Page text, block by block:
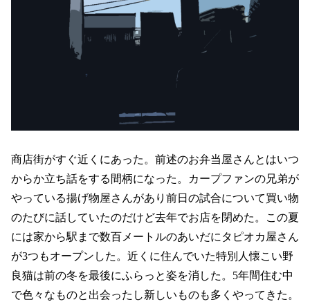
商店街がすぐ近くにあった。前述のお弁当屋さんとはいつ
からか立ち話をする間柄になった。カープファンの兄弟が
やっている揚げ物屋さんがあり前日の試合について買い物
のたびに話していたのだけど去年でお店を閉めた。この夏
には家から駅まで数百メートルのあいだにタピオカ屋さん
が3つもオープンした。近くに住んでいた特別人懐こい野
良猫は前の冬を最後にふらっと姿を消した。5年間住む中
で色々なものと出会ったし新しいものも多くやってきた。